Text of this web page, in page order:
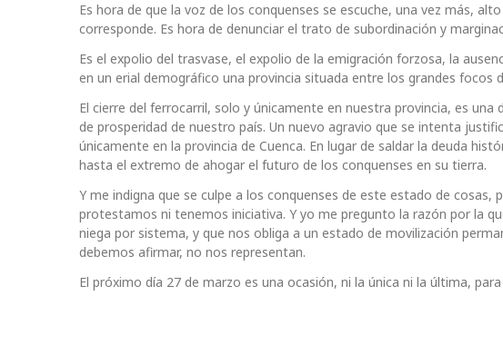
Es hora de que la voz de los conquenses se escuche, una vez más,
corresponde. Es hora de denunciar el trato de subordinación y
Es el expolio del trasvase, el expolio de la emigración forzosa, la
en un erial demográfico una provincia situada entre los grandes focos
El cierre del ferrocarril, solo y únicamente en nuestra provincia, es
de prosperidad de nuestro país. Un nuevo agravio que se intenta
únicamente en la provincia de Cuenca. En lugar de saldar la deuda
hasta el extremo de ahogar el futuro de los conquenses en su tierra.
Y me indigna que se culpe a los conquenses de este estado de
protestamos ni tenemos iniciativa. Y yo me pregunto la razón por la
niega por sistema, y que nos obliga a un estado de movilización
debemos afirmar, no nos representan.
El próximo día 27 de marzo es una ocasión, ni la única ni la última,